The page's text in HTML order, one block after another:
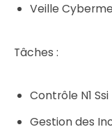
Veille
Tâches :
Contrôle N1 Ssi
Gestion des